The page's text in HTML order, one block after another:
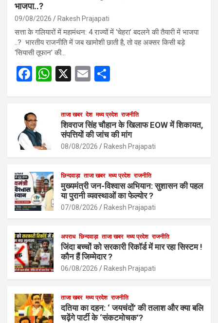
भाजपा..?
09/08/2026 Rakesh Prajapati
सत्ता के गलियारों में महामंथन: 4 राज्यों में ‘चेहरा’ बदलने की तैयारी में भाजपा
..? भारतीय राजनीति में जब खामोशी छाती है, तो वह अक्सर किसी बड़े
‘सियासी तूफान’ की…
F
b
o
o
k
W
A
p
X
E
e
ताजा खबर देश मध्य प्रदेश राजनीति
शिवराज सिंह चौहान के खिलाफ EOW में शिकायत,
संपत्तियों की जांच की मांग
08/08/2026 Rakesh Prajapati
छिन्दवाड़ा ताजा खबर मध्य प्रदेश राजनीति
मुख्यमंत्री जन-विश्वास अभियान: सुशासन की पहल
या पुरानी व्यवस्थाओं का फेल्योर ?
07/08/2026 Rakesh Prajapati
अपराध छिन्दवाड़ा ताजा खबर मध्य प्रदेश राजनीति
जिंदा बच्चों को सरकारी रिकॉर्ड में मार रहा सिस्टम !
कौन हैं जिम्मेदार ?
06/08/2026 Rakesh Prajapati
ताजा खबर मध्य प्रदेश राजनीति
दतिया का दहन: ‘ जयचंदों’ की तलाश और क्या बलि
चढ़ेंगे पार्टी के ‘संकटमोचक’?